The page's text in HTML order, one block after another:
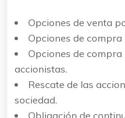
Opciones de venta
Opciones de
Opciones de
accionistas.
Rescate de las
sociedad.
Obligación de